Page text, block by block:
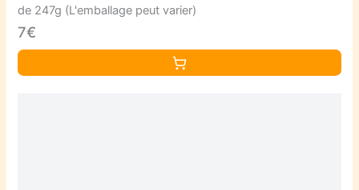
de 247g (L'emballage peut varier)
7€